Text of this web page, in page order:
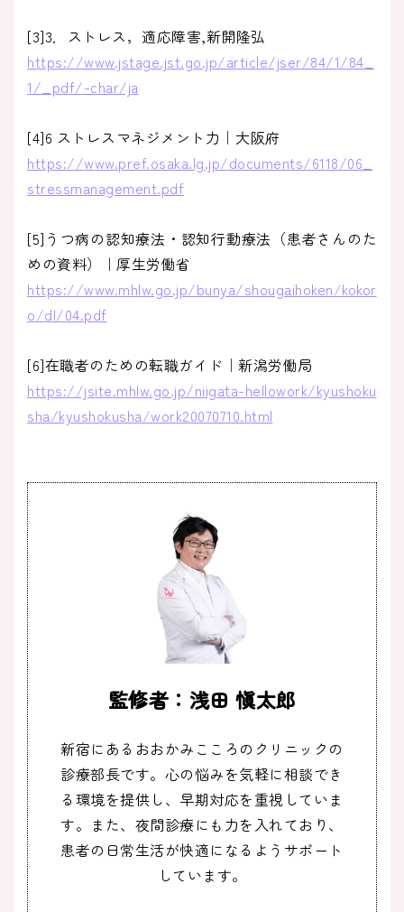
[3]3．ストレス，適応障害,新開隆弘
https://www.jstage.jst.go.jp/article/jser/84/1/84_
1/_pdf/-char/ja
[4]6 ストレスマネジメント力｜大阪府
https://www.pref.osaka.lg.jp/documents/6118/06_
stressmanagement.pdf
[5]うつ病の認知療法・認知行動療法（患者さんのた
めの資料）｜厚生労働省
https://www.mhlw.go.jp/bunya/shougaihoken/kokor
o/dl/04.pdf
[6]在職者のための転職ガイド｜新潟労働局
https://jsite.mhlw.go.jp/niigata-hellowork/kyushoku
sha/kyushokusha/work20070710.html
監修者：浅田 愼太郎
新宿にあるおおかみこころのクリニックの
診療部長です。心の悩みを気軽に相談でき
る環境を提供し、早期対応を重視していま
す。また、夜間診療にも力を入れており、
患者の日常生活が快適になるようサポート
しています。